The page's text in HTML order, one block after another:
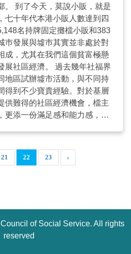
。 到了今天，莫說小販，就是
七十年代本港小販人數達到四
名持牌固定攤檔小販和383
巿發展與墟巿其實並非處於對
成，尤其在我們這個貧富極懸
展社區經濟。 過去幾年社福界
地區試辦墟市活動，與不同持
得到不少寶貴經驗。對於基層
供難得的社區經濟機會，檔主
更添一份滿足感和能力感，故
懂得巿務操作竅門。因此，
工進行營墟培訓，了解墟市
進行12個社區墟市，其中這個
在西貢海濱舉行，當日有乾
皮革手作、自家製天然美容品
21 22 23 ›
of Social Service. All rights
reserved